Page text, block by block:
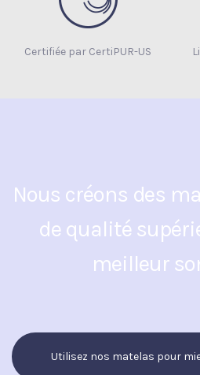
Certifiée par CertiPUR-US
Nous créons des
de qualité
meilleur
Utilisez nos matelas pour